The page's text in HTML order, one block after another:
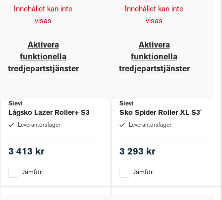
Innehållet kan inte
visas
Aktivera
funktionella
tredjepartstjänster
Sievi
Lågsko Lazer Roller+ S3
Leverantörslager
3 413 kr
Jämför
Innehållet kan inte
visas
Aktivera
funktionella
tredjepartstjänster
Sievi
Sko Spider Roller XL S3'
Leverantörslager
3 293 kr
Jämför